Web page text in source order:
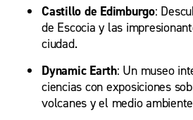
Castillo de Edimburgo:
de Escocia y las
ciudad.
Dynamic Earth: Un museo
ciencias con exposiciones
volcanes y el medio